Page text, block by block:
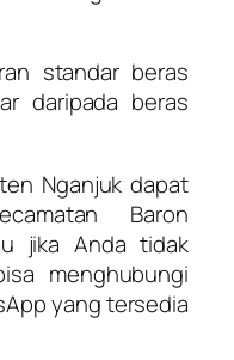
standar beras
daripada beras
Nganjuk dapat
Baron
jika Anda tidak
menghubungi
yang tersedia